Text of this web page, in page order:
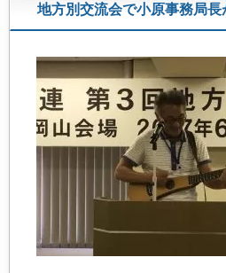
地方別交流会で小原事務局長